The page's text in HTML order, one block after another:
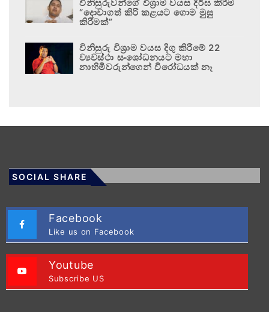
විනිසුරුවන්ගේ විශ්‍රාම වයස දීර්ඝ කිරීම
“දොවාගත් කිරි කළයට ගොම මුසු
කිරීමක්”
විනිසුරු විශ්‍රාම වයස දිගු කිරීමේ 22
ව්‍යවස්ථා සංශෝධනයට මහා
නාහිමිවරුන්ගෙන් විරෝධයක් නෑ
SOCIAL SHARE
Facebook
Like us on Facebook
Youtube
Subscribe US